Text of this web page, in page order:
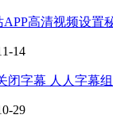
高清视频设置
14
闭字幕 人人字幕
29